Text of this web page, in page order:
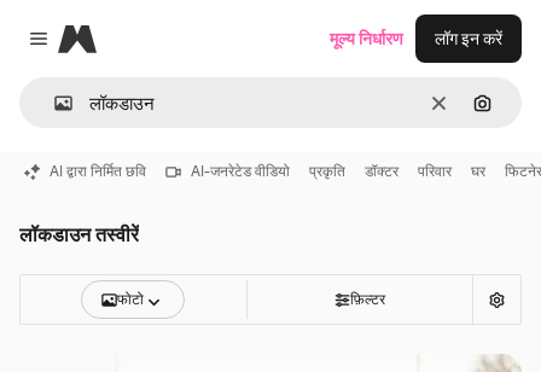
Close menu
Magnific
साफ़ इमेज से
मूल्य निर्धारण लॉग इन करें
AI द्वारा निर्मित छवि AI-जनरेटेड वीडियो प्रकृति डॉक्टर परिवार घर
लॉकडाउन तस्वीरें
फोटो फ़िल्टर